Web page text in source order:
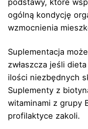
podstawy, które
ogólną kondycję
wzmocnienia
Suplementacja
zwłaszcza jeśli
ilości niezbędnych
Suplementy z
witaminami z grupy
profilaktyce zakoli.